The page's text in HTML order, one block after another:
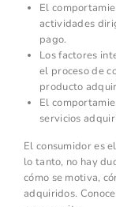
El
actividades
pago.
Los factores
el proceso de
producto
El
servicios
El consumidor es
lo tanto, no hay
cómo se motiva,
adquiridos.